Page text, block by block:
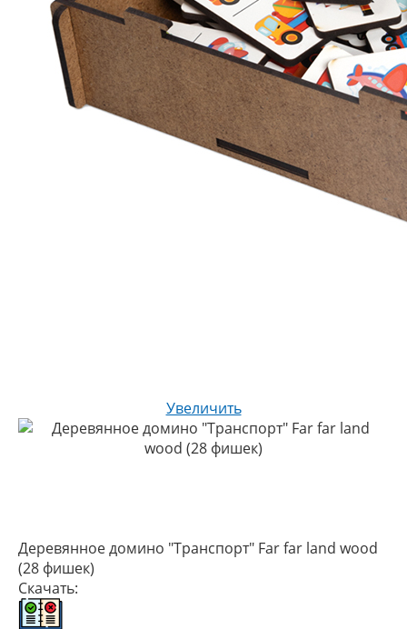
Увеличить
Деревянное домино "Транспорт" Far far land wood
(28 фишек)
Скачать: